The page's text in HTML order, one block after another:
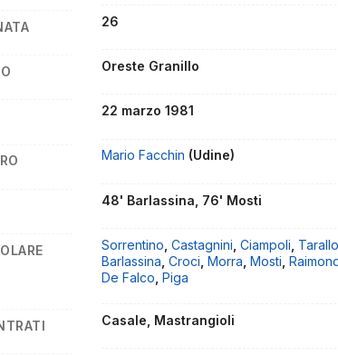
26
Oreste Granillo
22 marzo 1981
Mario Facchin (Udine)
48' Barlassina, 76' Mosti
Sorrentino ,Castagnini ,Ciampoli Tarallo
Barlassina ,Croci ,Morra ,Mosti ,
De Falco ,Piga
Casale, Mastrangioli